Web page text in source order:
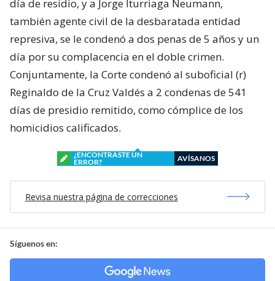
día de residio, y a Jorge Iturriaga Neumann,
también agente civil de la desbaratada entidad
represiva, se le condenó a dos penas de 5 años y un
día por su complacencia en el doble crimen.
Conjuntamente, la Corte condenó al suboficial (r)
Reginaldo de la Cruz Valdés a 2 condenas de 541
días de presidio remitido, como cómplice de los
homicidios calificados.
¿ENCONTRASTE UN
ERROR?
AVÍSANOS
Revisa nuestra página de correcciones
Síguenos en: